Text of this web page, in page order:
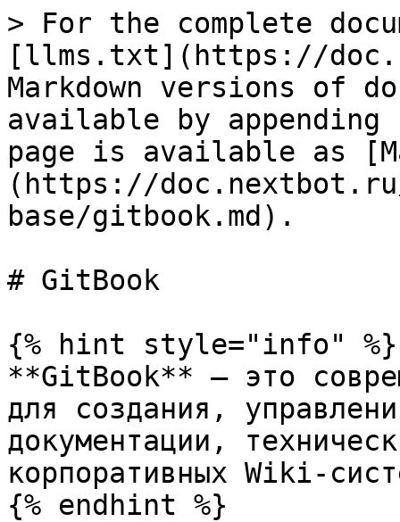
> For the complete
[llms.txt](https://
Markdown versions of
available by
page is available as
(https://
base/gitbook.md).
# GitBook
{% hint style="info" %}
**GitBook** — это
для создания,
документации,
корпоративных Wiki-
{% endhint %}